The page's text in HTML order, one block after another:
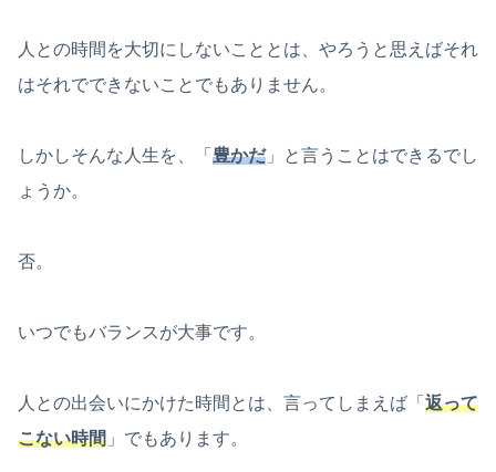
人との時間を大切にしないこととは、やろうと思えばそれ
はそれでできないことでもありません。
しかしそんな人生を、「 豊かだ」と言うことはできるでし
ょうか。
否。
いつでもバランスが大事です。
人との出会いにかけた時間とは、言ってしまえば「 返って
こない時間 」でもあります。